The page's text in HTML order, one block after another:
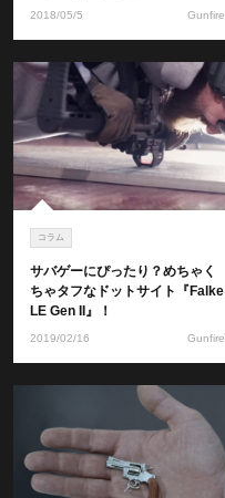
2018/05/5 Gunfire
コラム
サバゲーにぴったり？めちゃく
ちゃタフなドットサイト『Falke
LE Gen II』！
2019/02/16 Gunfire